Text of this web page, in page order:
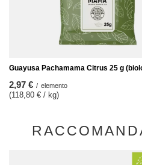
Guayusa Pachamama Citrus 25 g
2,97 € / elemento
(118,80 € / kg)